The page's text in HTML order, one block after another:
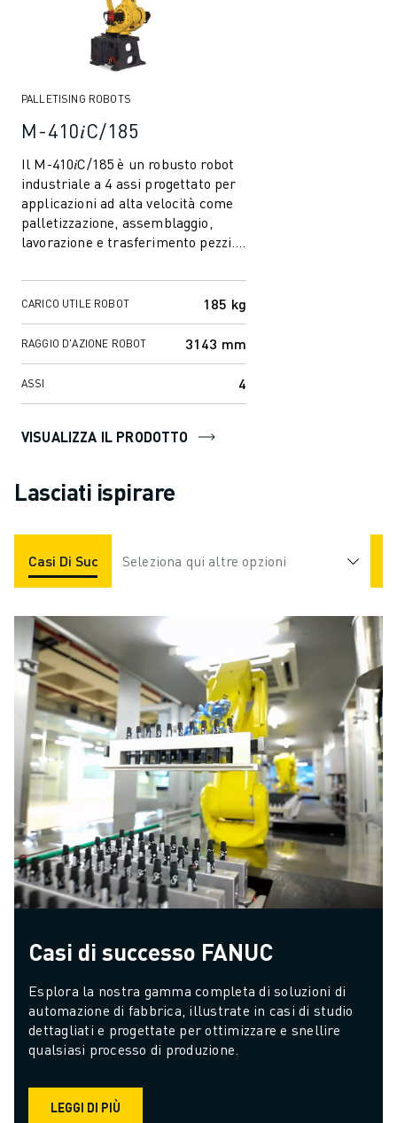
PALLETISING ROBOTS
M-410𝑖C/185
Il M-410𝑖C/185 è un robusto robot
industriale a 4 assi progettato per
applicazioni ad alta velocità come
palletizzazione, assemblaggio,
lavorazione e trasferimento pezzi.
CARICO UTILE ROBOT 185 kg
RAGGIO D'AZIONE ROBOT 3143 mm
ASSI 4
VISUALIZZA IL PRODOTTO
Lasciati ispirare
Casi Di Successo Applicazioni Industrie
Seleziona qui altre opzioni
Casi di successo FANUC
Esplora la nostra gamma completa di soluzioni di
automazione di fabbrica, illustrate in casi di studio
dettagliati e progettate per ottimizzare e snellire
qualsiasi processo di produzione.
LEGGI DI PIÙ